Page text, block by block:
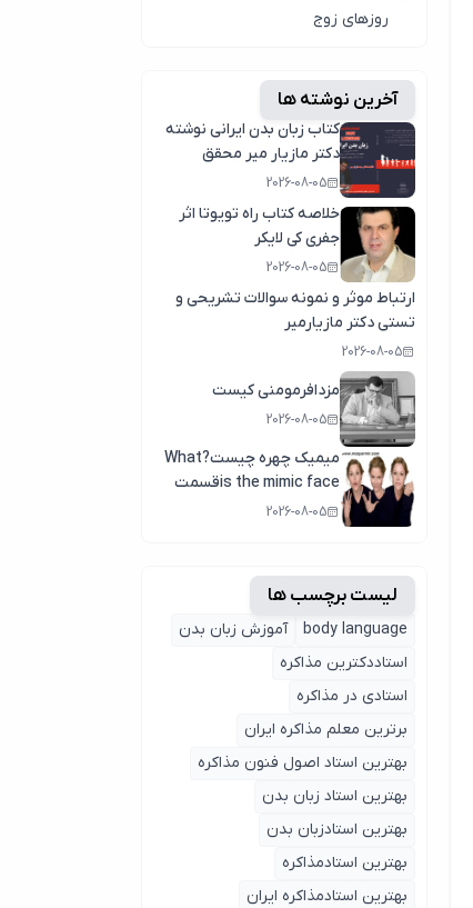
روزهای زوج
آخرین نوشته ها
کتاب زبان بدن ایرانی نوشته
دکتر مازیار میر محقق
وپژوهشگر زبان بدن
2026-08-05
خلاصه کتاب راه تویوتا اثر
جفری کی لایکر
2026-08-05
ارتباط موثر و نمونه سوالات تشریحی و
تستی دکتر مازیارمیر
2026-08-05
مزدافرمومنی کیست
2026-08-05
میمیک چهره چیست?What
is the mimic faceقسمت
اول2026-08-05
لیست برچسب ها
body language
آموزش زبان بدن
استاددکترین مذاکره
استادی در مذاکره
برترین معلم مذاکره ایران
بهترین استاد اصول ‌فنون مذاکره
بهترین استاد زبان بدن
بهترین استادزبان بدن
بهترین استادمذاکره
بهترین استادمذاکره ایران